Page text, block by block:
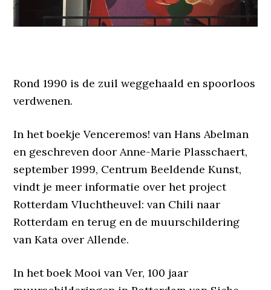
Rond 1990 is de zuil weggehaald en spoorloos
verdwenen.
In het boekje Venceremos! van Hans Abelman
en geschreven door Anne-Marie Plasschaert,
september 1999, Centrum Beeldende Kunst,
vindt je meer informatie over het project
Rotterdam Vluchtheuvel: van Chili naar
Rotterdam en terug en de muurschildering
van Kata over Allende.
In het boek Mooi van Ver, 100 jaar